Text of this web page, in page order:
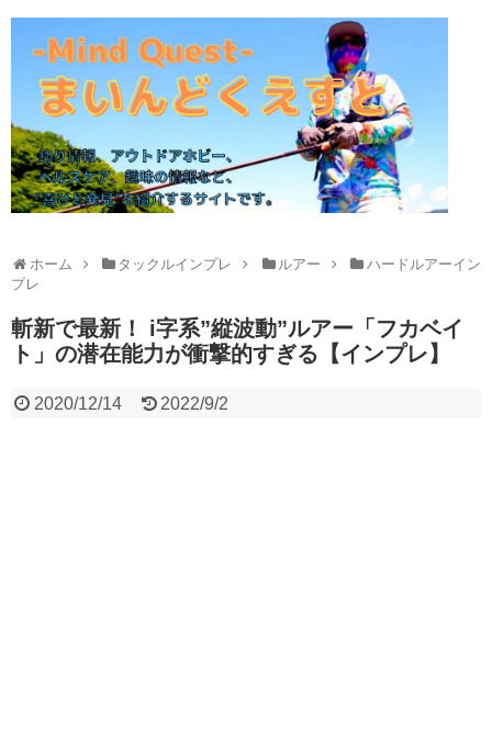
ホーム タックルインプレ ルアー
ハードルアーイン
プレ
斬新で最新！ i字系”縦波動”ルアー「フカベイ
ト」の潜在能力が衝撃的すぎる【インプレ】
2020/12/14 2022/9/2